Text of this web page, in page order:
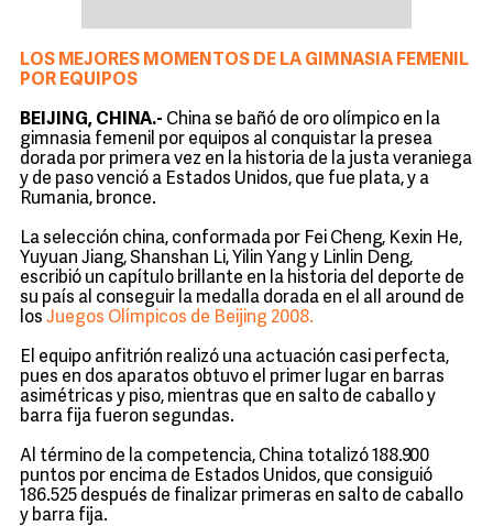
LOS MEJORES MOMENTOS DE LA GIMNASIA FEMENIL
POR EQUIPOS
BEIJING, CHINA.- China se bañó de oro olímpico en la
gimnasia femenil por equipos al conquistar la presea
dorada por primera vez en la historia de la justa veraniega
y de paso venció a Estados Unidos, que fue plata, y a
Rumania, bronce.
La selección china, conformada por Fei Cheng, Kexin He,
Yuyuan Jiang, Shanshan Li, Yilin Yang y Linlin Deng,
escribió un capítulo brillante en la historia del deporte de
su país al conseguir la medalla dorada en el all around de
los Juegos Olímpicos de Beijing 2008.
El equipo anfitrión realizó una actuación casi perfecta,
pues en dos aparatos obtuvo el primer lugar en barras
asimétricas y piso, mientras que en salto de caballo y
barra fija fueron segundas.
Al término de la competencia, China totalizó 188.900
puntos por encima de Estados Unidos, que consiguió
186.525 después de finalizar primeras en salto de caballo
y barra fija.